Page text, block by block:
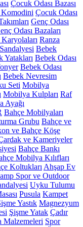
Çocuk Odası Bazası
Komodini Çocuk Odası
Genç Odası
Odası Bazaları
Karyolaları Ranza
Bebek
Yatakları Bebek Odası
Bebek Odası
Bebek Nevresim
Seti Mobilya
Mobilya Kulpları Raf
Ayağı
Bahçe Mobilyaları
Grubu Bahçe ve
ve Bahçe Köşe
ve Kameriyeler
Bahçe Bankı
Mobilya Kılıfları
Koltukları Ahşap Ev
Spor ve Outdoor
Uyku Tulumu
Pusula Kampet
Yastık Magnezyum
Şişme Yatak Çadır
Malzemeleri Spor